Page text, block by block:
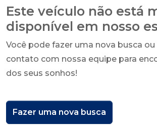
Este veículo não está
disponível em nosso
Você pode fazer uma nova busca
contato com nossa equipe para
dos seus sonhos!
Fazer uma nova busca